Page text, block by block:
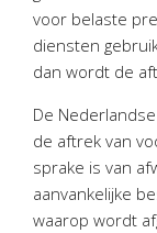
Belastingadvies
Online
Nieuws&
Nieuwsbrief
Nieuwsoverzicht
voor belaste
diensten
dan wordt de
De
de aftrek van
sprake is van
aanvankelijke
waarop wordt